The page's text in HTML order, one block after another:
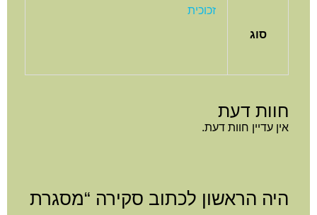
סוג
זכוכית
חוות דעת
אין עדיין חוות דעת.
היה הראשון לכתוב סקירה “מסגרת